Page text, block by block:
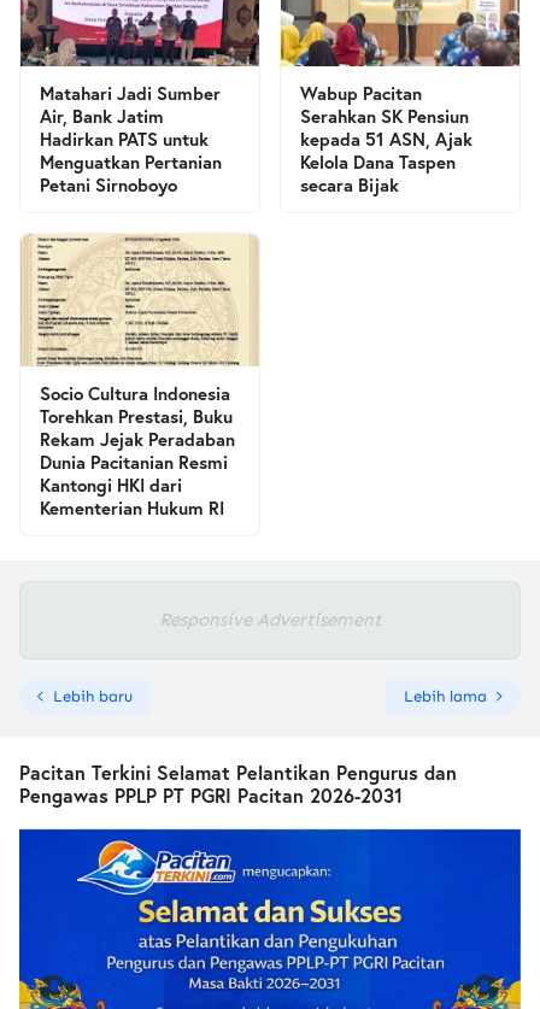
Matahari Jadi Sumber
Air, Bank Jatim
Hadirkan PATS untuk
Menguatkan Pertanian
Petani Sirnoboyo
Wabup Pacitan
Serahkan SK Pensiun
kepada 51 ASN, Ajak
Kelola Dana Taspen
secara Bijak
Socio Cultura Indonesia
Torehkan Prestasi, Buku
Rekam Jejak Peradaban
Dunia Pacitanian Resmi
Kantongi HKI dari
Kementerian Hukum RI
Responsive Advertisement
Lebih baru Lebih lama
Pacitan Terkini Selamat Pelantikan Pengurus dan
Pengawas PPLP PT PGRI Pacitan 2026-2031